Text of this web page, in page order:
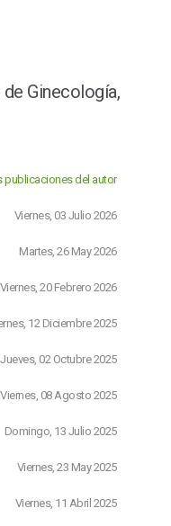
Ginecología,
publicaciones del autor
Viernes, 03 Julio 2026
Martes, 26 May 2026
Viernes, 20 Febrero 2026
12 Diciembre 2025
Jueves, 02 Octubre 2025
Viernes, 08 Agosto 2025
Domingo, 13 Julio 2025
Viernes, 23 May 2025
Viernes, 11 Abril 2025